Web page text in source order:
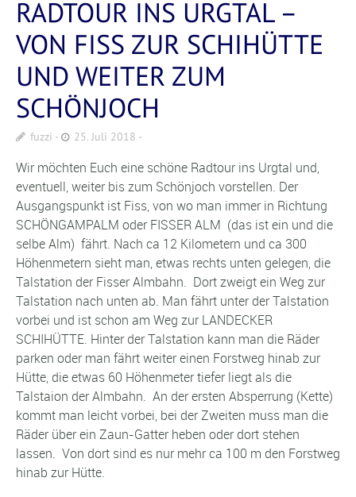
RADTOUR INS URGTAL –
VON FISS ZUR SCHIHÜTTE
UND WEITER ZUM
SCHÖNJOCH
fuzzi 25. Juli 2018
Wir möchten Euch eine schöne Radtour ins Urgtal und,
eventuell, weiter bis zum Schönjoch vorstellen. Der
Ausgangspunkt ist Fiss, von wo man immer in Richtung
SCHÖNGAMPALM oder FISSER ALM (das ist ein und die
selbe Alm) fährt. Nach ca 12 Kilometern und ca 300
Höhenmetern sieht man, etwas rechts unten gelegen, die
Talstation der Fisser Almbahn. Dort zweigt ein Weg zur
Talstation nach unten ab. Man fährt unter der Talstation
vorbei und ist schon am Weg zur LANDECKER
SCHIHÜTTE. Hinter der Talstation kann man die Räder
parken oder man fährt weiter einen Forstweg hinab zur
Hütte, die etwas 60 Höhenmeter tiefer liegt als die
Talstaion der Almbahn. An der ersten Absperrung (Kette)
kommt man leicht vorbei, bei der Zweiten muss man die
Räder über ein Zaun-Gatter heben oder dort stehen
lassen. Von dort sind es nur mehr ca 100 m den Forstweg
hinab zur Hütte.